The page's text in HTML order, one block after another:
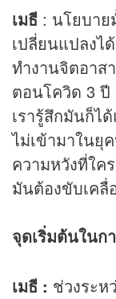
เมธี : นโยบาย
เปลี่ยนแปลงไ
ทำงานจิตอาส
ตอนโควิด 3 ปี
เรารู้สึกมันก็ไ
ไม่เข้ามาในยุ
ความหวังที่ใค
มันต้องขับเคลื่
จุดเริ่มต้นในก
เมธี : ช่วงระห